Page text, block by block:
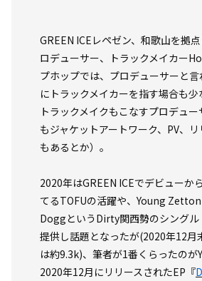
GREEN ICEレペゼン、和歌山を拠
ロデューサー、トラックメイカー
プホップでは、プロデューサーと
にトラックメイカーを指す場合も
トラックメイクもこなすプロデュ
もジャケットアートワーク、PV、
もあるとか）。
2020年はGREEN ICEでデビューか
てるTOFUの活躍や、Young
DoggというDirty関西勢のシングル
提供し話題となったが(2020年12月
は約9.3k)、筆者が1番くらったの
2020年12月にリリースされたEP『